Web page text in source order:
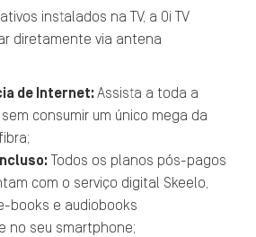
instalados na TV, a Oi TV
diretamente via antena
de Internet:Assista a toda a
sem consumir um único mega da
Todos os planos pós-pagos
com o serviço digital Skeelo,
books e audiobooks
no seu smartphone;